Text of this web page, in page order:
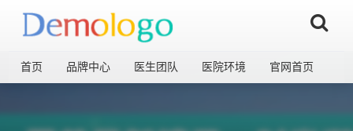
首页 品牌中心 医生团队 医院环境 官网首页